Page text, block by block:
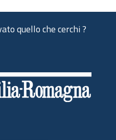
quello che cerchi ?